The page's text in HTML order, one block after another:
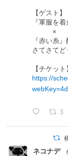
【ゲスト】
『軍服を
×
『赤い糸
さてさてど
【チケット
https://
3
ネコナデ